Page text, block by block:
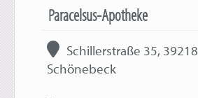
Paracelsus-Apotheke
Schillerstraße 35, 39218
Schönebeck